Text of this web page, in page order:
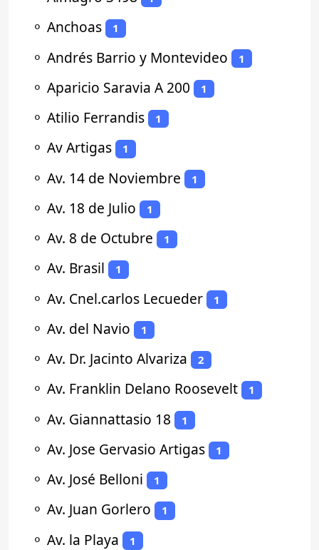
⚬ Anchoas 1
⚬ Andrés Barrio y Montevideo 1
⚬ Aparicio Saravia A 200 1
⚬ Atilio Ferrandis 1
⚬ Av Artigas 1
⚬ Av. 14 de Noviembre 1
⚬ Av. 18 de Julio 1
⚬ Av. 8 de Octubre 1
⚬ Av. Brasil 1
⚬ Av. Cnel.carlos Lecueder 1
⚬ Av. del Navio 1
⚬ Av. Dr. Jacinto Alvariza 2
⚬ Av. Franklin Delano Roosevelt 1
⚬ Av. Giannattasio 18 1
⚬ Av. Jose Gervasio Artigas 1
⚬ Av. José Belloni 1
⚬ Av. Juan Gorlero 1
⚬ Av. la Playa 1